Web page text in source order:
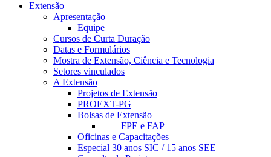
Extensão
Apresentação
Equipe
Cursos de Curta Duração
Datas e Formulários
Mostra de Extensão, Ciência e Tecnologia
Setores vinculados
A Extensão
Projetos de Extensão
PROEXT-PG
Bolsas de Extensão
FPE e FAP
Oficinas e Capacitações
Especial 30 anos SIC / 15 anos SEE